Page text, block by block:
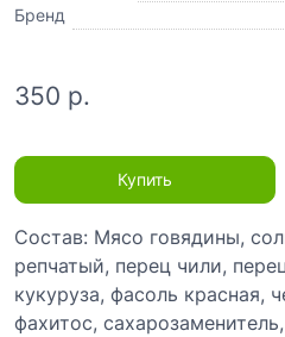
Бренд
350 р.
Купить
Состав: Мясо говядины,
репчатый, перец чили,
кукуруза, фасоль красная,
фахитос,